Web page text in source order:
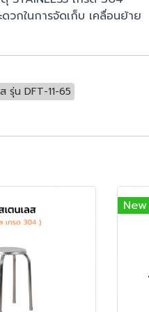
วกในการจัดเก็บ เคลื่อนย้าย
รุ่น DFT-11-65
New